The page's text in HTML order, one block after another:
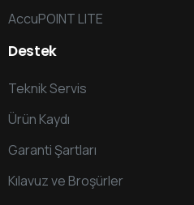
AccuPOINT LITE
Destek
Teknik Servis
Ürün Kaydı
Garanti Şartları
Kılavuz ve Broşürler